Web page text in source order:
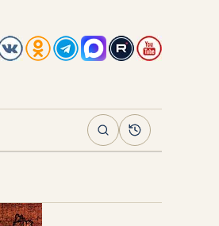
ПоискАрхив